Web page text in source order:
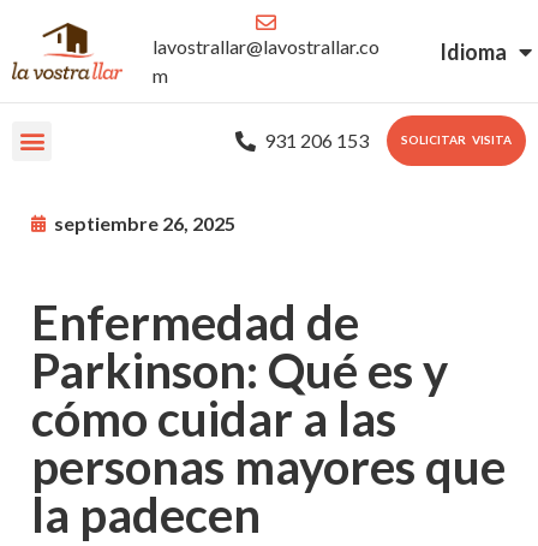
lavostrallar@lavostrallar.co
m
Idioma
931 206 153 SOLICITAR VISITA
septiembre 26, 2025
Enfermedad de
Parkinson: Qué es y
cómo cuidar a las
personas mayores que
la padecen